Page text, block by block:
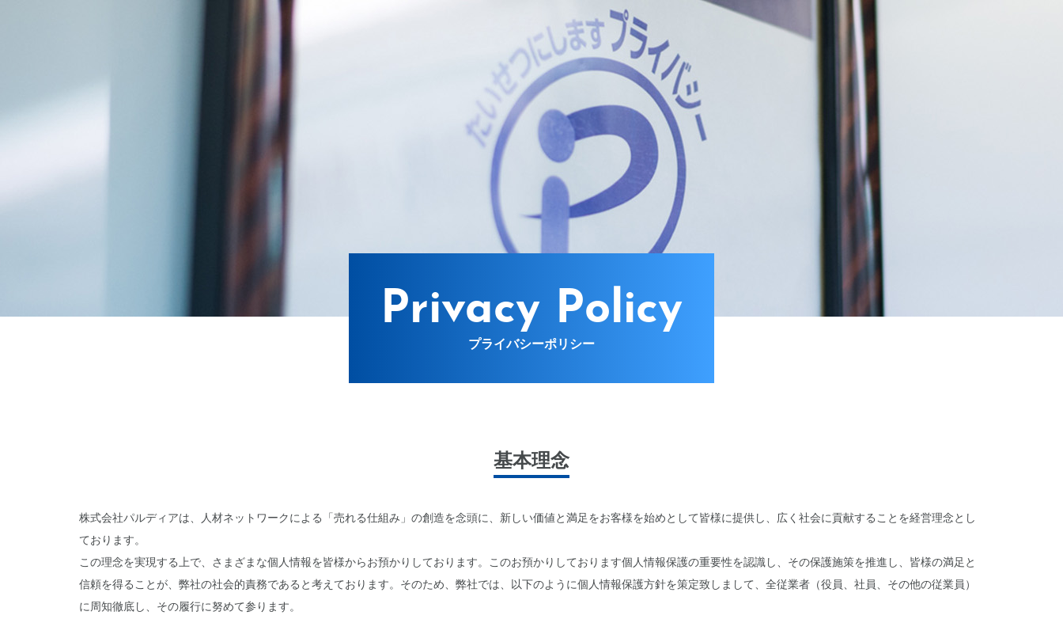
Privacy Policy
プライバシーポリシー
基本理念
株式会社パルディアは、人材ネットワークによる「売れる仕組み」の創造を念頭に、新しい価値と満足をお客様を始めとして皆様に提供し、広く社会に貢献することを経営理念とし
ております。
この理念を実現する上で、さまざまな個人情報を皆様からお預かりしております。このお預かりしております個人情報保護の重要性を認識し、その保護施策を推進し、皆様の満足と
信頼を得ることが、弊社の社会的責務であると考えております。そのため、弊社では、以下のように個人情報保護方針を策定致しまして、全従業者（役員、社員、その他の従業員）
に周知徹底し、その履行に努めて参ります。